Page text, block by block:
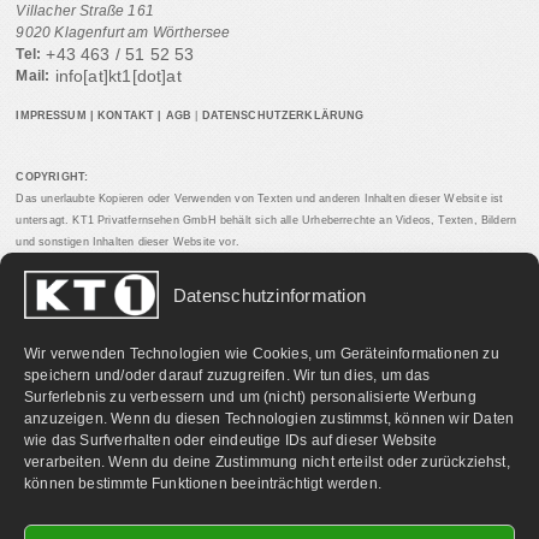
Datenschutzinformation
Wir verwenden Technologien wie Cookies, um Geräteinformationen zu
speichern und/oder darauf zuzugreifen. Wir tun dies, um das
Surferlebnis zu verbessern und um (nicht) personalisierte Werbung
anzuzeigen. Wenn du diesen Technologien zustimmst, können wir Daten
wie das Surfverhalten oder eindeutige IDs auf dieser Website
verarbeiten. Wenn du deine Zustimmung nicht erteilst oder zurückziehst,
können bestimmte Funktionen beeinträchtigt werden.
Villacher Straße 161
9020 Klagenfurt am Wörthersee
Tel: +43 463 / 51 52 53
Mail: info[at]kt1[dot]at
IMPRESSUM KONTAKT AGB DATENSCHUTZERKLÄRUNG
COPYRIGHT:
Das unerlaubte Kopieren oder Verwenden von Texten und anderen Inhalten dieser Website ist
untersagt. KT1 Privatfernsehen GmbH behält sich alle Urheberrechte an Videos, Texten, Bildern
und sonstigen Inhalten dieser Website vor.
PARTNERLINKS: